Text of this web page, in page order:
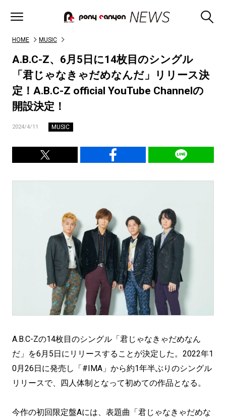
HOME MUSIC
A.B.C-Z、6月5日に14枚目のシングル
「君じゃなきゃだめなんだ」リリース決
定！A.B.C-Z official YouTube Channelの
開設決定！
2024/4/11 MUSIC
A.B.C-Zの14枚目のシングル「君じゃなきゃだめなん
だ」を6月5日にリリースすることが決定した。2022年1
0月26日に発売し「#IMA」から約1年半ぶりのシングル
リリースで、四人体制となって初めての作品となる。
今作の初回限定盤Aには、表題曲「君じゃなきゃだめな